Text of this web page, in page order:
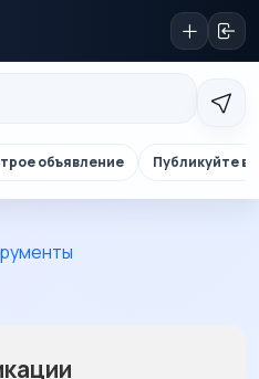
объявление Публикуйте в